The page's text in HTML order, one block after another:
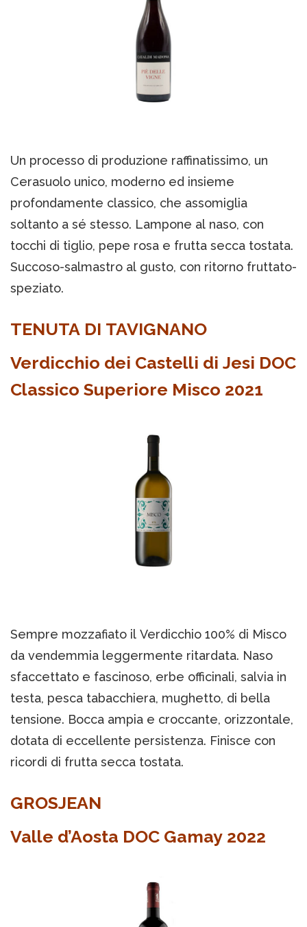
Un processo di produzione raffinatissimo, un
Cerasuolo unico, moderno ed insieme
profondamente classico, che assomiglia
soltanto a sé stesso. Lampone al naso, con
tocchi di tiglio, pepe rosa e frutta secca tostata.
Succoso-salmastro al gusto, con ritorno fruttato-
speziato.
TENUTA DI TAVIGNANO
Verdicchio dei Castelli di Jesi DOC
Classico Superiore Misco 2021
Sempre mozzafiato il Verdicchio 100% di Misco
da vendemmia leggermente ritardata. Naso
sfaccettato e fascinoso, erbe officinali, salvia in
testa, pesca tabacchiera, mughetto, di bella
tensione. Bocca ampia e croccante, orizzontale,
dotata di eccellente persistenza. Finisce con
ricordi di frutta secca tostata.
GROSJEAN
Valle d’Aosta DOC Gamay 2022